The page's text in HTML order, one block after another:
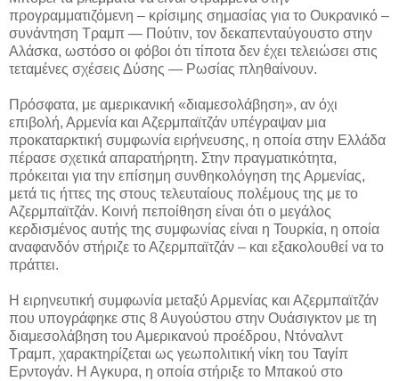
προγραμματιζόμενη – κρίσιμης σημασίας για το Ουκρανικό –
συνάντηση Τραμπ — Πούτιν, τον δεκαπενταύγουστο στην
Αλάσκα, ωστόσο οι φόβοι ότι τίποτα δεν έχει τελειώσει στις
τεταμένες σχέσεις Δύσης — Ρωσίας πληθαίνουν.
Πρόσφατα, με αμερικανική «διαμεσολάβηση», αν όχι
επιβολή, Αρμενία και Αζερμπαϊτζάν υπέγραψαν μια
προκαταρκτική συμφωνία ειρήνευσης, η οποία στην Ελλάδα
πέρασε σχετικά απαρατήρητη. Στην πραγματικότητα,
πρόκειται για την επίσημη συνθηκολόγηση της Αρμενίας,
μετά τις ήττες της στους τελευταίους πολέμους της με το
Αζερμπαϊτζάν. Κοινή πεποίθηση είναι ότι ο μεγάλος
κερδισμένος αυτής της συμφωνίας είναι η Τουρκία, η οποία
αναφανδόν στήριζε το Αζερμπαϊτζάν – και εξακολουθεί να το
πράττει.
Η ειρηνευτική συμφωνία μεταξύ Αρμενίας και Αζερμπαϊτζάν
που υπογράφηκε στις 8 Αυγούστου στην Ουάσιγκτον με τη
διαμεσολάβηση του Αμερικανού προέδρου, Ντόναλντ
Τραμπ, χαρακτηρίζεται ως γεωπολιτική νίκη του Ταγίπ
Ερντογάν. Η Αγκυρα, η οποία στήριξε το Μπακού στο